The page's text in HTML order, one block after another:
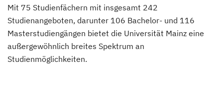
Mit 75 Studienfächern mit insgesamt 242
Studienangeboten, darunter 106 Bachelor- und 116
Masterstudiengängen bietet die Universität Mainz eine
außergewöhnlich breites Spektrum an
Studienmöglichkeiten.